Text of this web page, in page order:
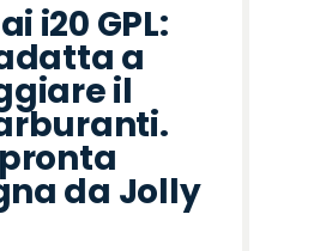
i20 GPL:
a
il
da Jolly